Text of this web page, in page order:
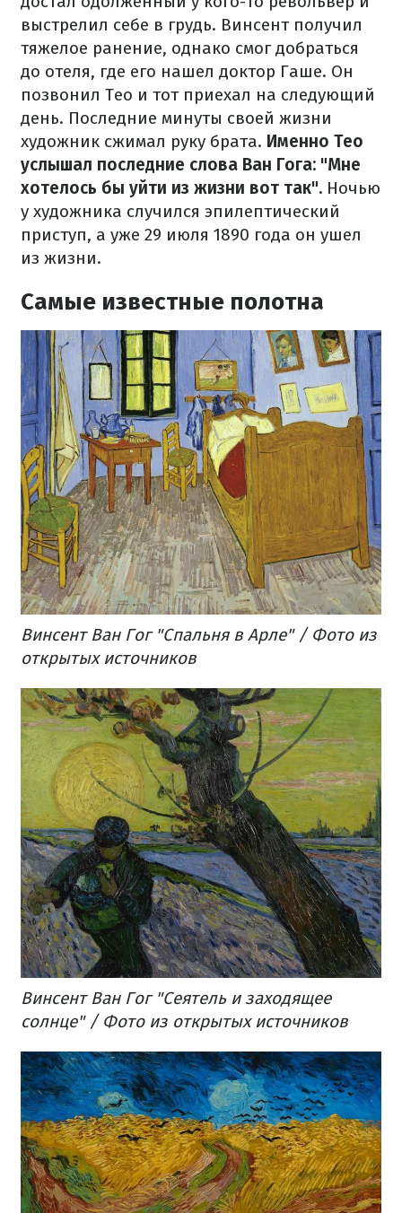
выстрелил себе в грудь. Винсент получил
тяжелое ранение, однако смог добраться
до отеля, где его нашел доктор Гаше. Он
позвонил Тео и тот приехал на следующий
день. Последние минуты своей жизни
художник сжимал руку брата. Именно Тео
услышал последние слова Ван Гога: "Мне
хотелось бы уйти из жизни вот так". Ночью
у художника случился эпилептический
приступ, а уже 29 июля 1890 года он ушел
из жизни.
Самые известные полотна
Винсент Ван Гог "Спальня в Арле" / Фото из
открытых источников
Винсент Ван Гог "Сеятель и заходящее
солнце" / Фото из открытых источников